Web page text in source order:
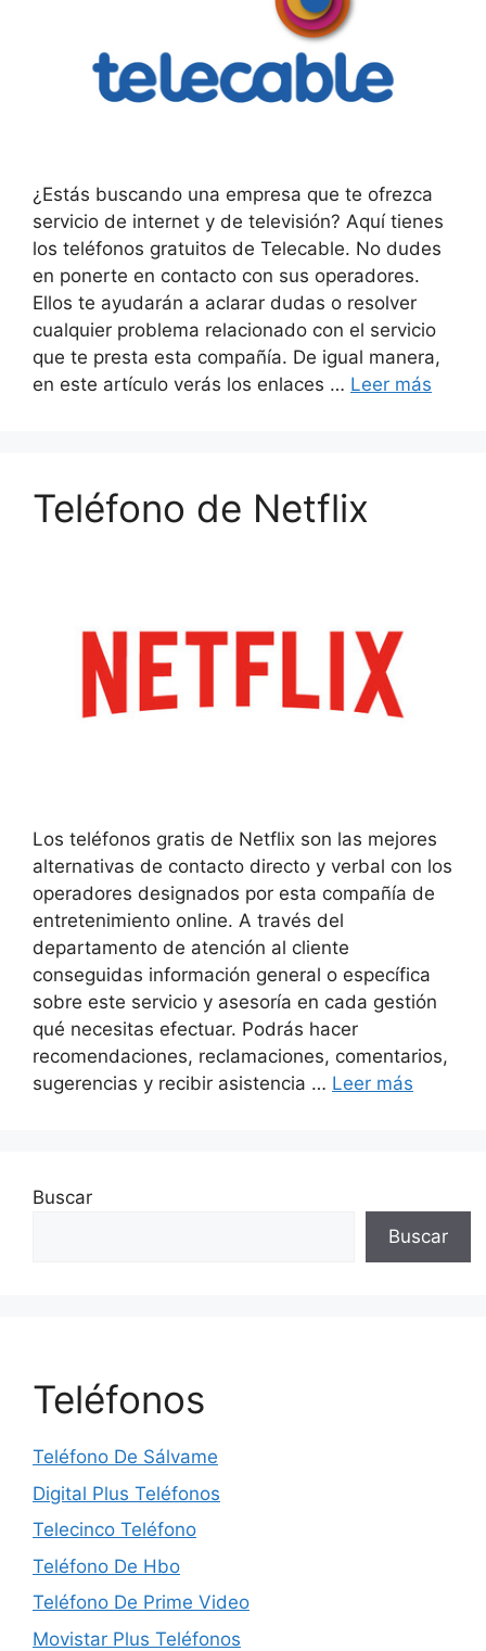
¿Estás buscando una empresa que te ofrezca
servicio de internet y de televisión? Aquí tienes
los teléfonos gratuitos de Telecable. No dudes
en ponerte en contacto con sus operadores.
Ellos te ayudarán a aclarar dudas o resolver
cualquier problema relacionado con el servicio
que te presta esta compañía. De igual manera,
en este artículo verás los enlaces … Leer más
Teléfono de Netflix
Los teléfonos gratis de Netflix son las mejores
alternativas de contacto directo y verbal con los
operadores designados por esta compañía de
entretenimiento online. A través del
departamento de atención al cliente
conseguidas información general o específica
sobre este servicio y asesoría en cada gestión
qué necesitas efectuar. Podrás hacer
recomendaciones, reclamaciones, comentarios,
sugerencias y recibir asistencia … Leer más
Buscar
Buscar
Teléfonos
Teléfono De Sálvame
Digital Plus Teléfonos
Telecinco Teléfono
Teléfono De Hbo
Teléfono De Prime Video
Movistar Plus Teléfonos